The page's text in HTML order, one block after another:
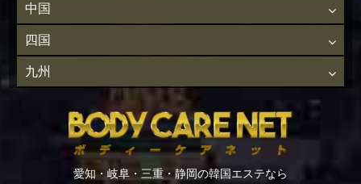
中国
四国
九州
愛知・岐阜・三重・静岡の韓国エステなら